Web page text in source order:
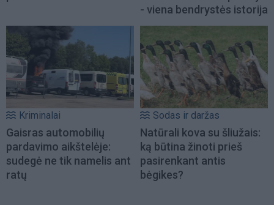
- viena bendrystės istorija
Kriminalai
Gaisras automobilių
pardavimo aikštelėje:
sudegė ne tik namelis ant
ratų
Sodas ir daržas
Natūrali kova su šliužais:
ką būtina žinoti prieš
pasirenkant antis
bėgikes?